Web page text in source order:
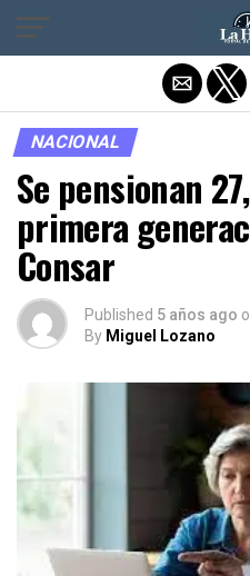
NACIONAL
Se pensionan
primera
Consar
Published 5 años ago
By Miguel Lozano
Salir de la